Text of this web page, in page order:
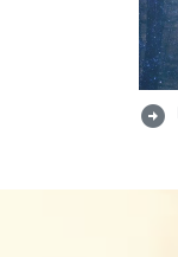
arrow_circle_right